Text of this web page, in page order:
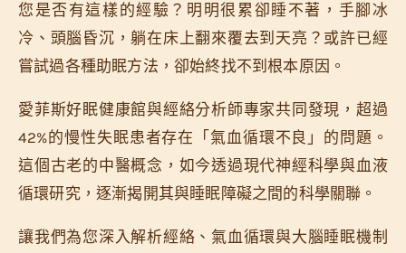
您是否有這樣的經驗？明明很累卻睡不著，手腳冰
冷、頭腦昏沉，躺在床上翻來覆去到天亮？或許已經
嘗試過各種助眠方法，卻始終找不到根本原因。
愛菲斯好眠健康館與經絡分析師專家共同發現，超過
42%的慢性失眠患者存在「氣血循環不良」的問題。
這個古老的中醫概念，如今透過現代神經科學與血液
循環研究，逐漸揭開其與睡眠障礙之間的科學關聯。
讓我們為您深入解析經絡、氣血循環與大腦睡眠機制